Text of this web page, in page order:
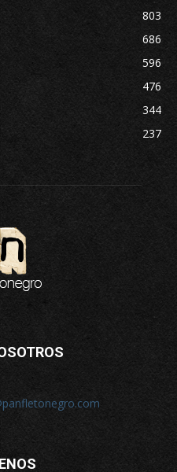
803
686
596
476
344
237